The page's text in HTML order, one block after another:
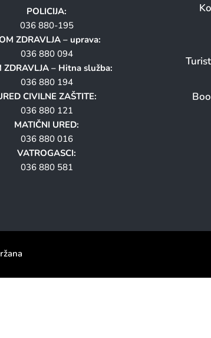
POLICIJA:
036 880-195
ZDRAVLJA – uprava:
036 880 094
ZDRAVLJA – Hitna služba:
036 880 194
CIVILNE ZAŠTITE:
036 880 121
MATIČNI URED:
036 880 016
VATROGASCI:
036 880 581